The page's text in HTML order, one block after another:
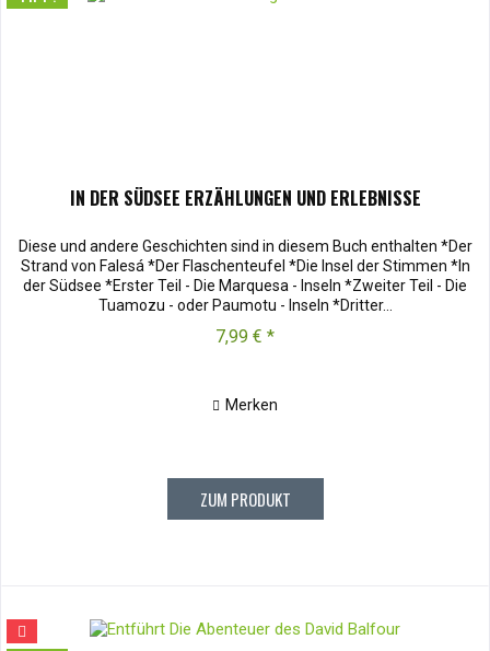
IN DER SÜDSEE ERZÄHLUNGEN UND ERLEBNISSE
Diese und andere Geschichten sind in diesem Buch enthalten *Der
Strand von Falesá *Der Flaschenteufel *Die Insel der Stimmen *In
der Südsee *Erster Teil - Die Marquesa - Inseln *Zweiter Teil - Die
Tuamozu - oder Paumotu - Inseln *Dritter...
7,99 € *
Merken
ZUM PRODUKT